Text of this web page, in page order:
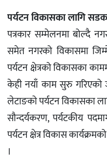
पर्यटन विकासका लागि
पत्रकार सम्मेलनमा बोल्दै
समेत नगरको विकासमा
पर्यटन क्षेत्रको विकासका
केही नयाँ काम सुरु गरिएको
लेटाङको पर्यटन विकासका
सौन्दर्यकरण, पर्यटकीय
पर्यटन क्षेत्र विकास
।